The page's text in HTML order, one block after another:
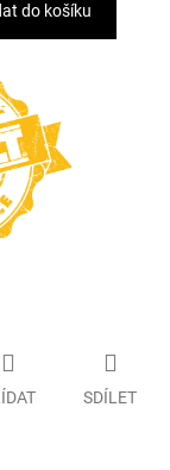
do košíku
SDÍLET